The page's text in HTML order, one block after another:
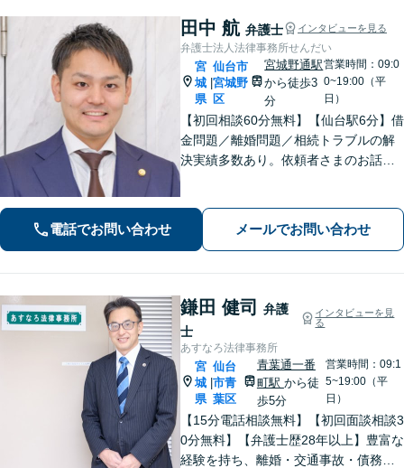
田中 航 弁護士 インタビューを見る
弁護士法人法律事務所せんだい
宮
城
県
|
仙台市
宮城野
区
宮城野通駅
から徒歩3
分
営業時間：09:0
0~19:00（平
日）
【初回相談60分無料】【仙台駅6分】借
金問題／離婚問題／相続トラブルの解
決実績多数あり。依頼者さまのお話や
も営業】交通事故や刑事事件のご相談
もお任せください【Web面談可】
電話でお問い合わせ メールでお問い合わせ
鎌田 健司
弁護
士
インタビューを見
る
あすなろ法律事務所
宮
城
県
仙台
市青
葉区
青葉通一番
町駅 から徒
歩5分
営業時間：09:1
5~19:00（平
日）
【15分電話相談無料】【初回面談相談3
0分無料】【弁護士歴28年以上】豊富な
経験を持ち、離婚・交通事故・債務整